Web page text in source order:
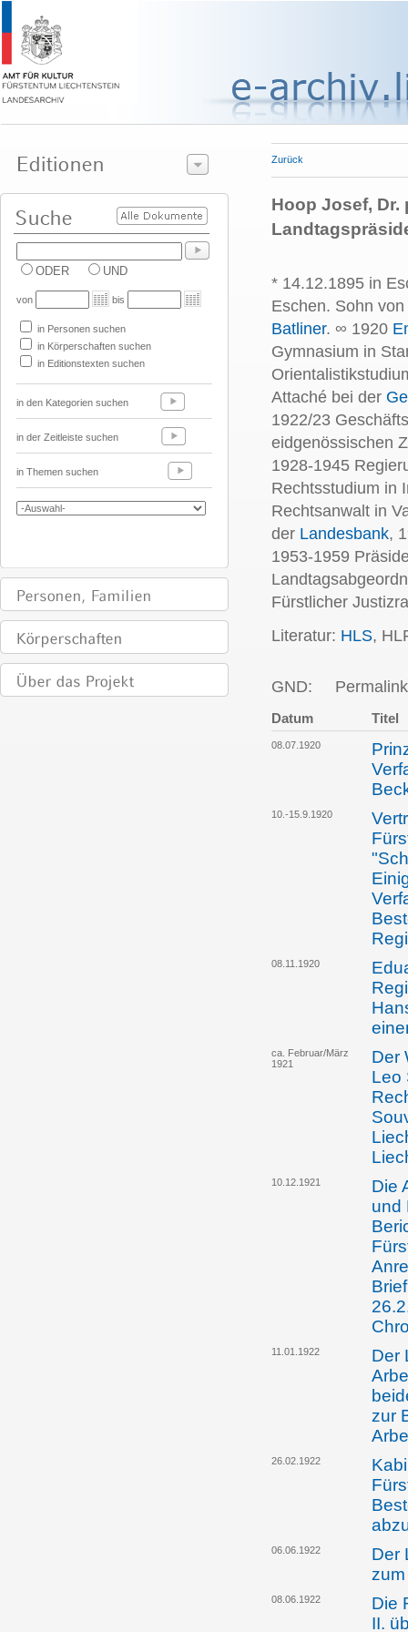
ODER UND
von bis
in Personen suchen
in Körperschaften suchen
in Editionstexten suchen
in den Kategorien suchen
in der Zeitleiste suchen
in Themen suchen
Zurück
Hoop Josef, Dr.
* 14.12.1895 in
Eschen. Sohn von
Batliner. ∞ 1920
Gymnasium in
Attaché bei der
1922/23
eidgenössischen
1928-1945
Rechtsstudium in
Rechtsanwalt in
der Landesbank,
1953-1959
Fürstlicher
Literatur: HLS,
GND:
Datum Titel
08.07.1920
10.-15.9.1920
08.11.1920
ca. Februar/März
1921
Der
Leo
10.12.1921
Die
und
11.01.1922
Der
zur
26.02.1922
06.06.1922
Der
08.06.1922
Die
II.